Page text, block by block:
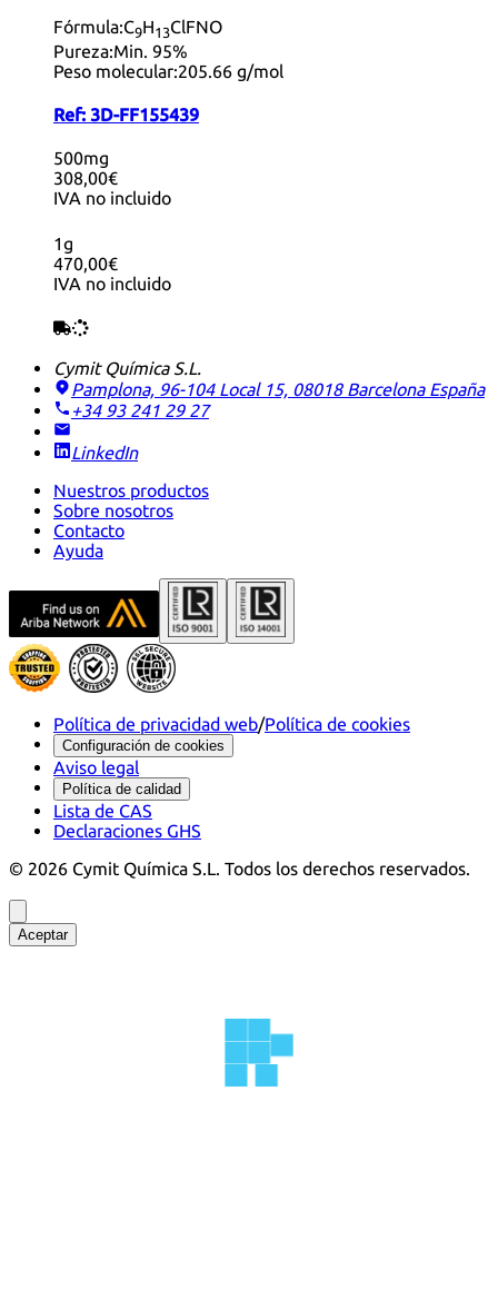
Fórmula:C9H13ClFNO
Pureza:Min. 95%
Peso molecular:205.66 g/mol
Ref: 3D-FF155439
500mg
308,00€
IVA no incluido
1g
470,00€
IVA no incluido
Cymit Química S.L.
Pamplona, 96-104 Local 15, 08018 Barcelona España
+34 93 241 29 27
LinkedIn
Nuestros productos
Sobre nosotros
Contacto
Ayuda
Política de privacidad web/Política de cookies
Configuración de cookies
Aviso legal
Política de calidad
Lista de CAS
Declaraciones GHS
© 2026 Cymit Química S.L. Todos los derechos reservados.
Aceptar